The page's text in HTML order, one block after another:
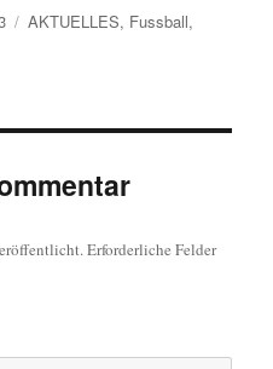
Kategorien
AKTUELLES, Fussball,
Erforderliche Felder